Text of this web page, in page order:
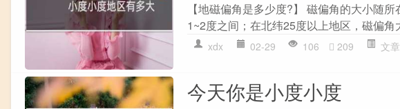
【地磁偏角是多少度?】 磁偏角的大小随
1~2度之间；在北纬25度以上地区，磁偏角
xdx 02-29 106 209 文
今天你是小度小度